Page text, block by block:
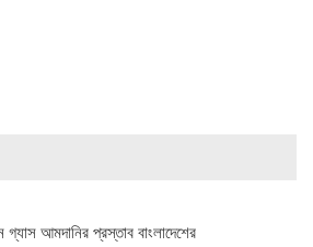
গ্যাস আমদানির প্রস্তাব বাংলাদেশের